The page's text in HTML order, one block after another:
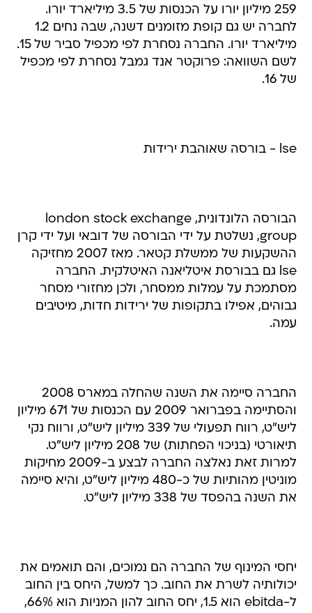
259 מיליון יורו על הכנסות של 3.5 מיליארד יורו.
לחברה יש גם קופת מזומנים דשנה, שבה נחים 1.2
מיליארד יורו. החברה נסחרת לפי מכפיל סביר של 15.
לשם השוואה: פרוקטר אנד גמבל נסחרת לפי מכפיל
של 16.
lse - בורסה שאוהבת ירידות
הבורסה הלונדונית, london stock exchange
group, נשלטת על ידי הבורסה של דובאי ועל ידי קרן
ההשקעות של ממשלת קטאר. מאז 2007 מחזיקה
lse גם בבורסת איטליאנה האיטלקית. החברה
מסתמכת על עמלות ממסחר, ולכן מחזורי מסחר
גבוהים, אפילו בתקופות של ירידות חדות, מיטיבים
עמה.
החברה סיימה את השנה שהחלה במארס 2008
והסתיימה בפברואר 2009 עם הכנסות של 671 מיליון
ליש"ט, רווח תפעולי של 339 מיליון ליש"ט, ורווח נקי
תיאורטי (בניכוי הפחתות) של 208 מיליון ליש"ט.
למרות זאת נאלצה החברה לבצע ב-2009 מחיקות
מוניטין מהותיות של כ-480 מיליון ליש"ט, והיא סיימה
את השנה בהפסד של 338 מיליון ליש"ט.
יחסי המינוף של החברה הם נמוכים, והם תואמים את
יכולותיה לשרת את החוב. כך למשל, היחס בין החוב
ל-ebitda הוא 1.5, יחס החוב להון המניות הוא 66%,